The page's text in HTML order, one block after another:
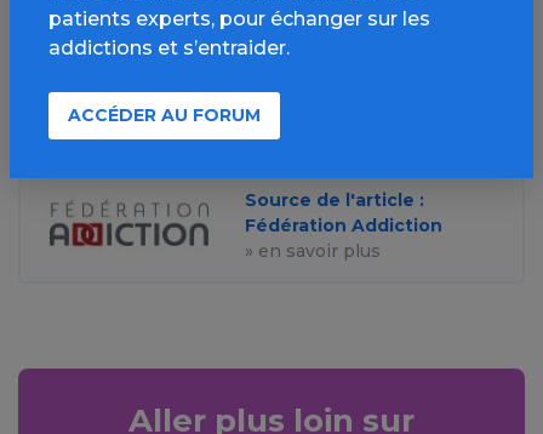
SMS
Source de l'article :
Fédération Addiction
» en savoir plus
Aller plus loin sur
patients experts, pour échanger sur les
addictions et s’entraider.
ACCÉDER AU FORUM